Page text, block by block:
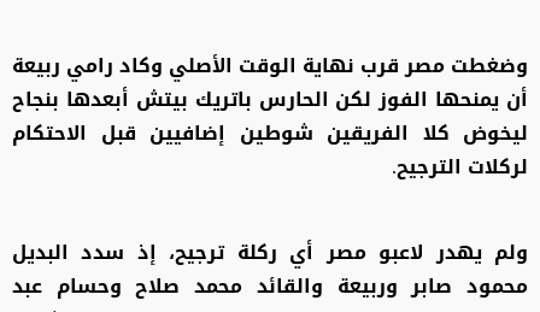
وضغطت مصر قرب نهاية الوقت الأصلي وكاد رامي ربيعة
أن يمنحها الفوز لكن الحارس باتريك بيتش أبعدها بنجاح
ليخوض كلا الفريقين شوطين إضافيين قبل الاحتكام
لركلات الترجيح.
ولم يهدر لاعبو مصر أي ركلة ترجيح، إذ سدد البديل
محمود صابر وربيعة والقائد محمد صلاح وحسام عبد